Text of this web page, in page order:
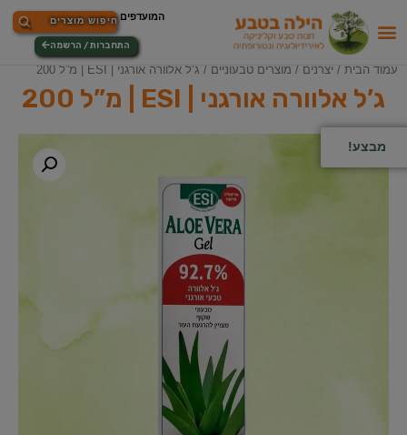
התחברות / הרשמה
עמוד הבית / יצרנים / מוצרים טבעוניים / ג’ל אלוורה אורגני | ESI | מ”ל 200
ג’ל אלוורה אורגני | ESI | מ”ל 200
מבצע!